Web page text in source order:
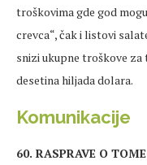
troškovima gde god
crevca“, čak i listovi
snizi ukupne troškove
desetina hiljada dolara.
Komunikacije
60. RASPRAVE O